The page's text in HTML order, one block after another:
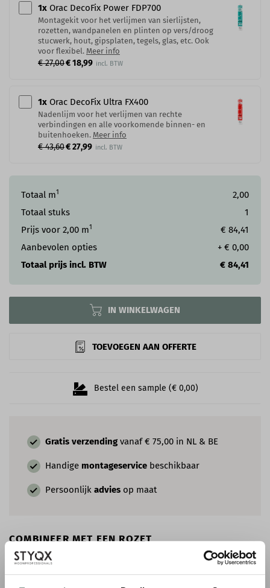
Gratis verzending vanaf € 75,00 in NL & BE
Handige montageservice beschikbaar
Persoonlijk advies op maat
COMBINEER MET EEN ROZET
Totaal m1
2,00
Totaal stuks
1
Prijs voor 2,00 m1
€ 84,41
Aanbevolen opties
+ € 0,00
Totaal prijs incl. BTW
€ 84,41
1x Orac DecoFix Power​ FDP700
Montagekit voor het verlijmen van sierlijsten,
rozetten, wandpanelen en plinten op vers/droog
stucwerk, hout, gipsplaten, tegels, glas, etc. Ook
voor flexibel. Meer info
€ 27,00€ 18,99
1x Orac DecoFix Ultra FX400
Nadenlijm voor het verlijmen van rechte
verbindingen en alle voorkomende binnen- en
buitenhoeken. Meer info
€ 43,60€ 27,99
Bestel een sample (€ 0,00)
IN WINKELWAGEN
TOEVOEGEN AAN OFFERTE